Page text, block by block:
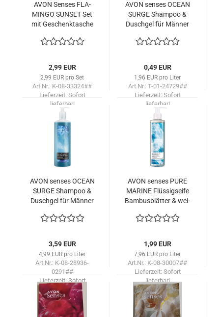
AVON Sen­ses FLA­
MIN­GO SUN­SET Set
mit Ge­schenk­ta­sche
2,99 EUR
2,99 EUR pro Set
Art.Nr.: K-08-33324##
Lieferzeit: Sofort
lieferbar!
AVON sen­ses OCEAN
SURGE Sham­poo &
Dusch­gel für Män­ner
fer­minz­no­ten /
0,49 EUR
1,96 EUR pro Liter
Art.Nr.: T-01-24729##
Lieferzeit: Sofort
lieferbar!
AVON sen­ses OCEAN
SURGE Sham­poo &
Dusch­gel für Män­ner
fer­minz­no­ten /720
3,59 EUR
4,99 EUR pro Liter
Art.Nr.: K-08-28936-
0291##
Lieferzeit:Sofort
lieferbar!
AVON sen­ses PURE
MA­RI­NE Flüs­sigs­ei­fe
Bam­bus­blät­ter & wei­
1,99 EUR
7,96 EUR pro Liter
Art.Nr.: K-08-30007##
Lieferzeit: Sofort
lieferbar!